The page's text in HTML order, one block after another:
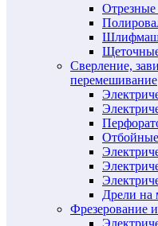
Сверление,
перемешивание
Дрели на
Фрезерование